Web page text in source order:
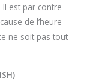
est par contre
de l’heure
ne soit pas tout